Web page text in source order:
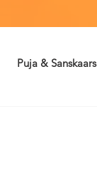
Puja & Sanskaars